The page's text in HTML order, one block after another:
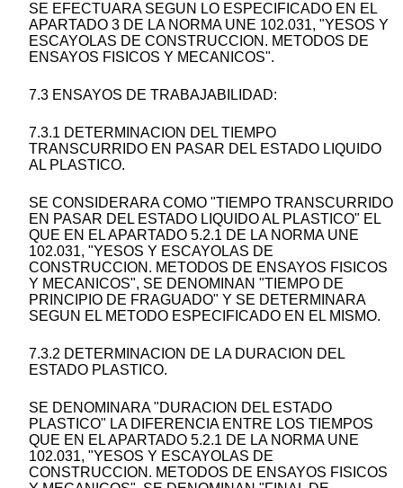
SE EFECTUARA SEGUN LO ESPECIFICADO EN EL
APARTADO 3 DE LA NORMA UNE 102.031, "YESOS Y
ESCAYOLAS DE CONSTRUCCION. METODOS DE
ENSAYOS FISICOS Y MECANICOS".
7.3 ENSAYOS DE TRABAJABILIDAD:
7.3.1 DETERMINACION DEL TIEMPO
TRANSCURRIDO EN PASAR DEL ESTADO LIQUIDO
AL PLASTICO.
SE CONSIDERARA COMO "TIEMPO TRANSCURRIDO
EN PASAR DEL ESTADO LIQUIDO AL PLASTICO" EL
QUE EN EL APARTADO 5.2.1 DE LA NORMA UNE
102.031, "YESOS Y ESCAYOLAS DE
CONSTRUCCION. METODOS DE ENSAYOS FISICOS
Y MECANICOS", SE DENOMINAN "TIEMPO DE
PRINCIPIO DE FRAGUADO" Y SE DETERMINARA
SEGUN EL METODO ESPECIFICADO EN EL MISMO.
7.3.2 DETERMINACION DE LA DURACION DEL
ESTADO PLASTICO.
SE DENOMINARA "DURACION DEL ESTADO
PLASTICO" LA DIFERENCIA ENTRE LOS TIEMPOS
QUE EN EL APARTADO 5.2.1 DE LA NORMA UNE
102.031, "YESOS Y ESCAYOLAS DE
CONSTRUCCION. METODOS DE ENSAYOS FISICOS